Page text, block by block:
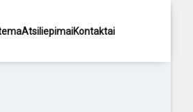
AtsiliepimaiKontaktai